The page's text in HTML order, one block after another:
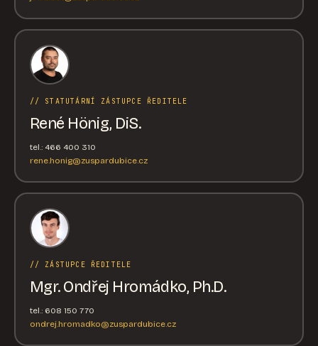
// STATUTÁRNÍ ZÁSTUPCE ŘEDITELE
René Hönig, DiS.
tel.: 466 400 310
rene.honig@zuspardubice.cz
// ZÁSTUPCE ŘEDITELE
Mgr. Ondřej Hromádko, Ph.D.
tel.: 608 150 770
ondrej.hromadko@zuspardubice.cz